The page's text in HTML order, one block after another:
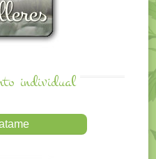
individual